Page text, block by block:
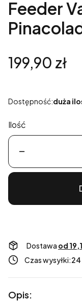
Feeder
Cena
199,90 zł
Dostępność:duża
Ilość
Dostawa od
Czas wysyłki:
Opis: